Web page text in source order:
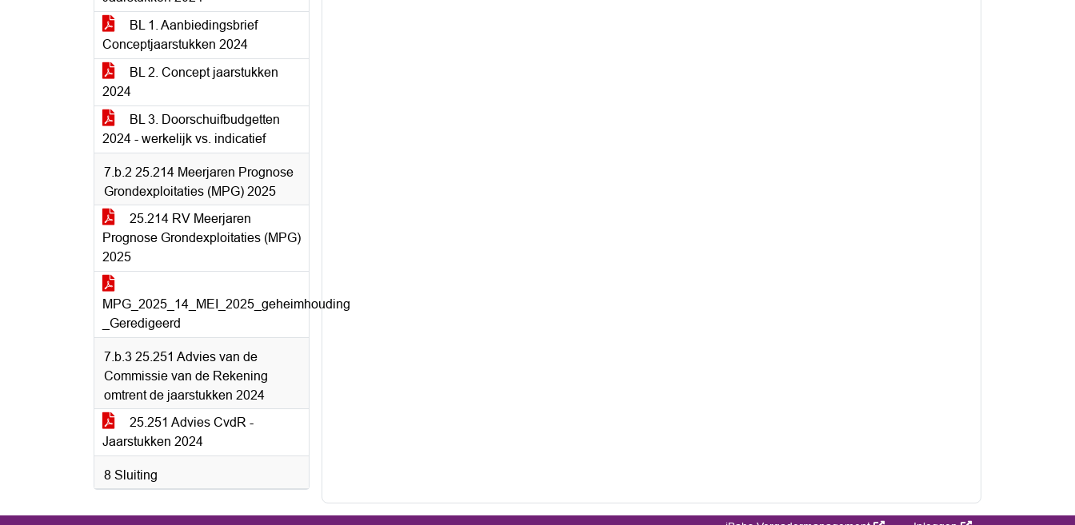
BL 1. Aanbiedingsbrief
Conceptjaarstukken 2024
BL 2. Concept jaarstukken
2024
BL 3. Doorschuifbudgetten
2024 - werkelijk vs. indicatief
7.b.2 25.214 Meerjaren Prognose
Grondexploitaties (MPG) 2025
25.214 RV Meerjaren
Prognose Grondexploitaties (MPG)
2025
MPG_2025_14_MEI_2025_geheimhouding
_Geredigeerd
7.b.3 25.251 Advies van de
Commissie van de Rekening
omtrent de jaarstukken 2024
25.251 Advies CvdR -
Jaarstukken 2024
8 Sluiting